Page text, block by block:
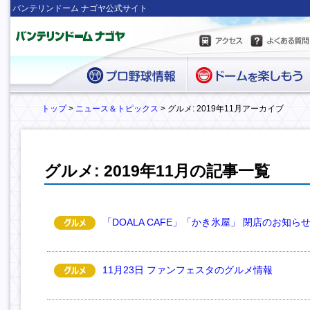
バンテリンドーム ナゴヤ公式サイト
トップ> ニュース＆トピックス > グルメ: 2019年11月アーカイブ
グルメ: 2019年11月の記事一覧
「DOALA CAFE」「かき氷屋」 閉店のお知らせ
11月23日 ファンフェスタのグルメ情報